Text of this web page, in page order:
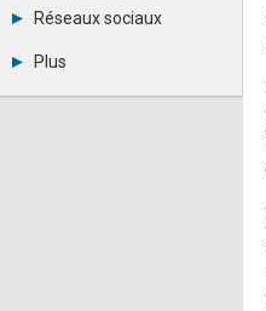
Observatoire de l'emploi
Réseaux sociaux
LinkedIn
Plus
Annonceurs